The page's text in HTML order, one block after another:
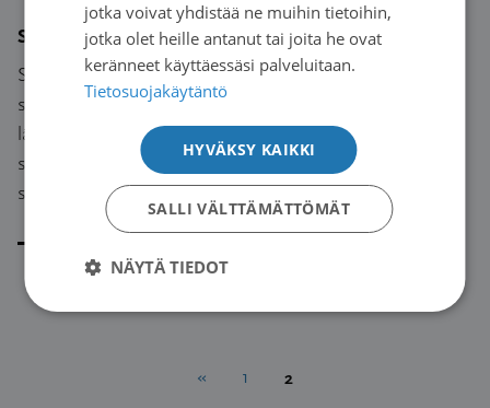
Sähköisestä seurannasta apua työhön palaajalle
Syöpälääkäreiden tulee olla mukana myös potilaan
seurannassa ja työhön paluun suunnittelussa, sanoo
lääketieteen tohtori Sanna Iivanainen. Sähköisellä
seurannalla lääkärit voisivat antaa kohdennettua tukea
sitä tarvitseville.
« 1 2
jotka voivat yhdistää ne muihin tietoihin,
jotka olet heille antanut tai joita he ovat
keränneet käyttäessäsi palveluitaan.
Tietosuojakäytäntö
HYVÄKSY KAIKKI
SALLI VÄLTTÄMÄTTÖMÄT
NÄYTÄ TIEDOT